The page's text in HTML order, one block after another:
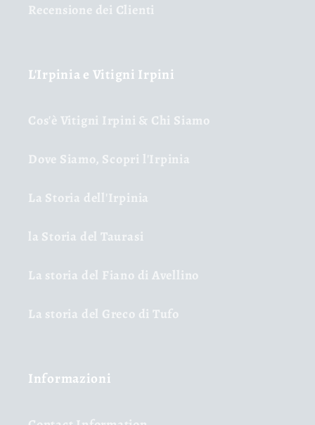
Recensione dei Clienti
L'Irpinia e Vitigni Irpini
Cos'è Vitigni Irpini & Chi Siamo
Dove Siamo, Scopri l'Irpinia
La Storia dell'Irpinia
la Storia del Taurasi
La storia del Fiano di Avellino
La storia del Greco di Tufo
Informazioni